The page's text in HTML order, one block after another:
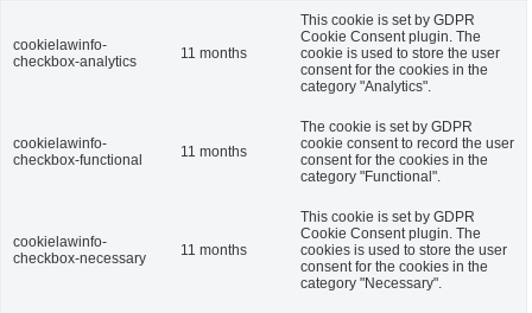
cookielawinfo-
checkbox-analytics
11 months
This cookie is set by GDPR
Cookie Consent plugin. The
cookie is used to store the user
consent for the cookies in the
category "Analytics".
cookielawinfo-
checkbox-functional
11 months
The cookie is set by GDPR
cookie consent to record the user
consent for the cookies in the
category "Functional".
cookielawinfo-
checkbox-necessary
11 months
This cookie is set by GDPR
Cookie Consent plugin. The
cookies is used to store the user
consent for the cookies in the
category "Necessary".